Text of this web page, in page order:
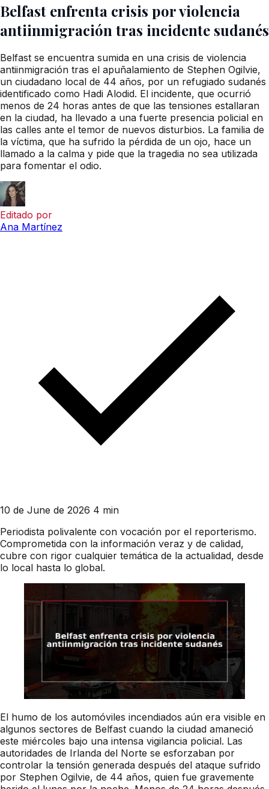
Belfast enfrenta crisis por violencia
antiinmigración tras incidente sudanés
Belfast se encuentra sumida en una crisis de violencia
antiinmigración tras el apuñalamiento de Stephen Ogilvie,
un ciudadano local de 44 años, por un refugiado sudanés
identificado como Hadi Alodid. El incidente, que ocurrió
menos de 24 horas antes de que las tensiones estallaran
en la ciudad, ha llevado a una fuerte presencia policial en
las calles ante el temor de nuevos disturbios. La familia de
la víctima, que ha sufrido la pérdida de un ojo, hace un
llamado a la calma y pide que la tragedia no sea utilizada
para fomentar el odio.
Editado por
Ana Martínez
10 de June de 2026 4 min
Periodista polivalente con vocación por el reporterismo.
Comprometida con la información veraz y de calidad,
cubre con rigor cualquier temática de la actualidad, desde
lo local hasta lo global.
El humo de los automóviles incendiados aún era visible en
algunos sectores de Belfast cuando la ciudad amaneció
este miércoles bajo una intensa vigilancia policial. Las
autoridades de Irlanda del Norte se esforzaban por
controlar la tensión generada después del ataque sufrido
por Stephen Ogilvie, de 44 años, quien fue gravemente